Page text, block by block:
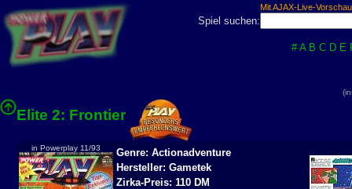
Mit AJAX-Live-
Spiel suchen:
# A B C D E
Elite 2: Frontier
in Powerplay 11/93
Genre: Actionadventure
Hersteller: Gametek
Zirka-Preis: 110 DM